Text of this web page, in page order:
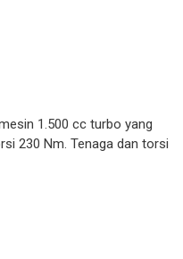
1.500 cc turbo yang
230 Nm. Tenaga dan torsi